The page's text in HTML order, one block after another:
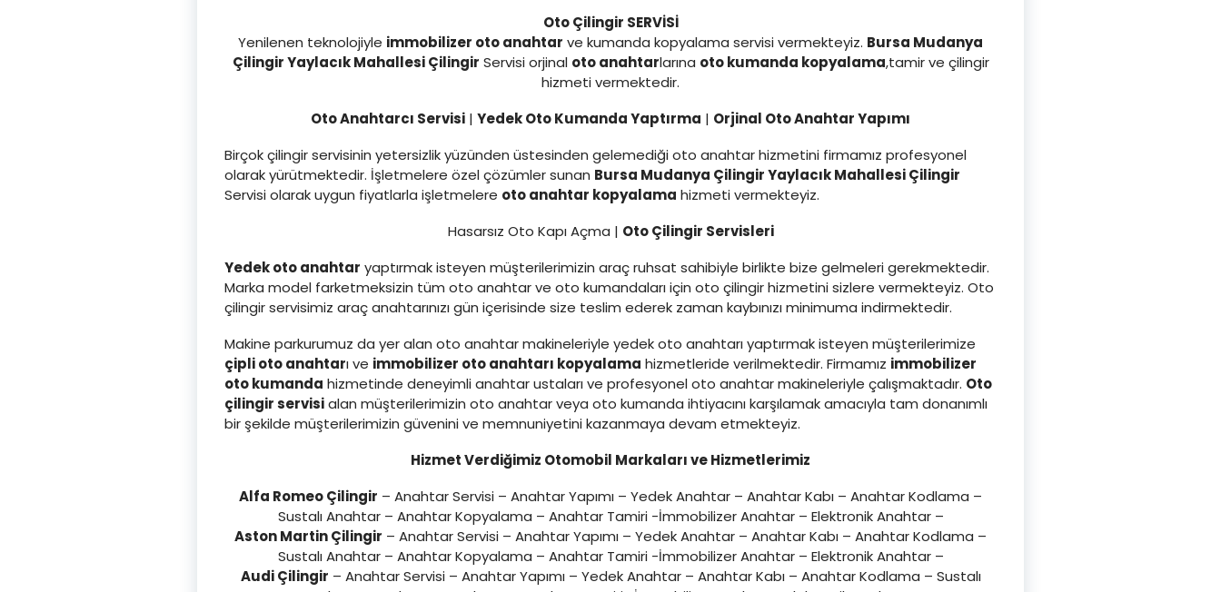
Oto Çilingir SERVİSİ
Yenilenen teknolojiyle immobilizer oto anahtar ve kumanda kopyalama servisi vermekteyiz. Bursa Mudanya
Çilingir Yaylacık Mahallesi Çilingir Servisi orjinal oto anahtarlarına oto kumanda kopyalama,tamir ve çilingir
hizmeti vermektedir.
Oto Anahtarcı Servisi | Yedek Oto Kumanda Yaptırma | Orjinal Oto Anahtar Yapımı
Birçok çilingir servisinin yetersizlik yüzünden üstesinden gelemediği oto anahtar hizmetini firmamız profesyonel
olarak yürütmektedir. İşletmelere özel çözümler sunan Bursa Mudanya Çilingir Yaylacık Mahallesi Çilingir
Servisi olarak uygun fiyatlarla işletmelere oto anahtar kopyalama hizmeti vermekteyiz.
Hasarsız Oto Kapı Açma | Oto Çilingir Servisleri
Yedek oto anahtar yaptırmak isteyen müşterilerimizin araç ruhsat sahibiyle birlikte bize gelmeleri gerekmektedir.
Marka model farketmeksizin tüm oto anahtar ve oto kumandaları için oto çilingir hizmetini sizlere vermekteyiz. Oto
çilingir servisimiz araç anahtarınızı gün içerisinde size teslim ederek zaman kaybınızı minimuma indirmektedir.
Makine parkurumuz da yer alan oto anahtar makineleriyle yedek oto anahtarı yaptırmak isteyen müşterilerimize
çipli oto anahtarı ve immobilizer oto anahtarı kopyalama hizmetleride verilmektedir. Firmamız immobilizer
oto kumanda hizmetinde deneyimli anahtar ustaları ve profesyonel oto anahtar makineleriyle çalışmaktadır. Oto
çilingir servisialan müşterilerimizin oto anahtar veya oto kumanda ihtiyacını karşılamak amacıyla tam donanımlı
bir şekilde müşterilerimizin güvenini ve memnuniyetini kazanmaya devam etmekteyiz.
Hizmet Verdiğimiz Otomobil Markaları ve Hizmetlerimiz
Alfa Romeo Çilingir – Anahtar Servisi – Anahtar Yapımı – Yedek Anahtar – Anahtar Kabı – Anahtar Kodlama –
Sustalı Anahtar – Anahtar Kopyalama – Anahtar Tamiri -İmmobilizer Anahtar – Elektronik Anahtar –
Aston Martin Çilingir – Anahtar Servisi – Anahtar Yapımı – Yedek Anahtar – Anahtar Kabı – Anahtar Kodlama –
Sustalı Anahtar – Anahtar Kopyalama – Anahtar Tamiri -İmmobilizer Anahtar – Elektronik Anahtar –
Audi Çilingir – Anahtar Servisi – Anahtar Yapımı – Yedek Anahtar – Anahtar Kabı – Anahtar Kodlama – Sustalı